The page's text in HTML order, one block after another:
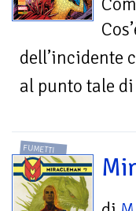
dell’incidente
al punto tale
FUMETTI